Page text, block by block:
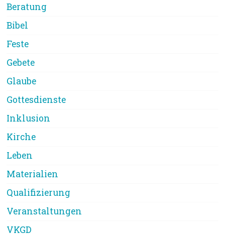
Beratung
Bibel
Feste
Gebete
Glaube
Gottesdienste
Inklusion
Kirche
Leben
Materialien
Qualifizierung
Veranstaltungen
VKGD